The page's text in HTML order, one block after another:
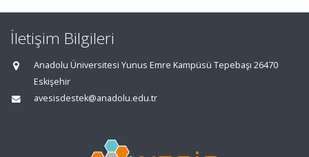
İletişim Bilgileri
Anadolu Üniversitesi Yunus Emre Kampüsü Tepebaşı 26470
Eskişehir
avesisdestek@anadolu.edu.tr